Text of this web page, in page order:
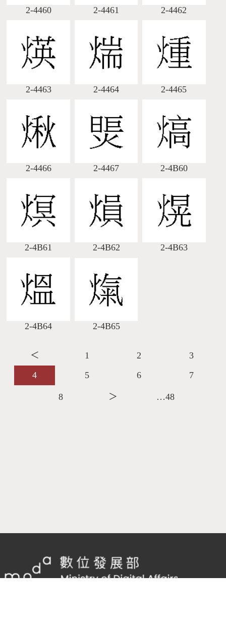
2-4460 2-4461 2-4462
2-4463 2-4464 2-4465
2-4466 2-4467 2-4B60
2-4B61 2-4B62 2-4B63
2-4B64 2-4B65
＜ 1 2
3
4
5 6 7
8 ＞ …48